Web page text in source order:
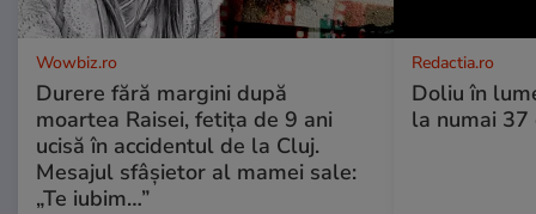
Wowbiz.ro
Durere fără margini după
moartea Raisei, fetița de 9 ani
ucisă în accidentul de la Cluj.
Mesajul sfâșietor al mamei sale:
„Te iubim…”
Redactia.ro
Doliu în
la numai 37